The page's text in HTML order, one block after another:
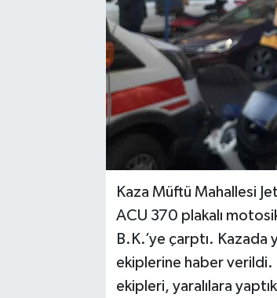
Kaza Müftü Mahallesi
ACU 370 plakalı
B.K.’ye çarptı. Kazada
ekiplerine haber verildi.
ekipleri, yaralılara